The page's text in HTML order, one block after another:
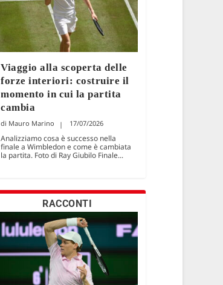
Viaggio alla scoperta delle
forze interiori: costruire il
momento in cui la partita
cambia
Mauro Marino 17/07/2026
Analizziamo cosa è successo nella
finale a Wimbledon e come è cambiata
la partita. Foto di Ray Giubilo Finale...
RACCONTI